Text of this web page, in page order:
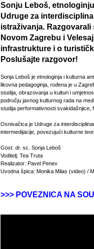
Sonju Leboš,
Udruge za
istraživanja.
Novom Zagrebu i
infrastrukture i o
Poslušajte razgovor!
Sonja Leboš je etnologinja i kulturna
likovna pedagoginja, rođena je u
studija, obrazovanja u kulturi i
području javnog kulturnog rada na
studija performativnosti svakidašnjice,
Osnivačica je Udruge za
intermedijacije, povezujući kulturne
Gost: dr. sc. Sonja Leboš
Voditelj: Tea Truta
Realizator: Pavel Penev
Uvodna špica: Monika Milas (video) /
>>> POVEZNICA NA